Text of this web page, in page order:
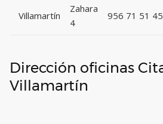
Villamartín
Zahara
4
956 71 51 45
Dirección oficinas
Villamartín